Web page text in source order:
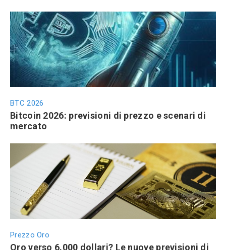
BTC 2026
Bitcoin 2026: previsioni di prezzo e scenari di
mercato
Prezzo Oro
Oro verso 6.000 dollari? Le nuove previsioni di